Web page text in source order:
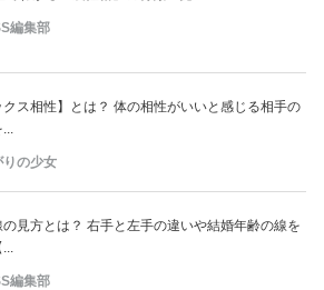
編集部
クス相性】とは？ 体の相性がいいと感じる相手の
りの少女
の見方とは？ 右手と左手の違いや結婚年齢の線を
編集部